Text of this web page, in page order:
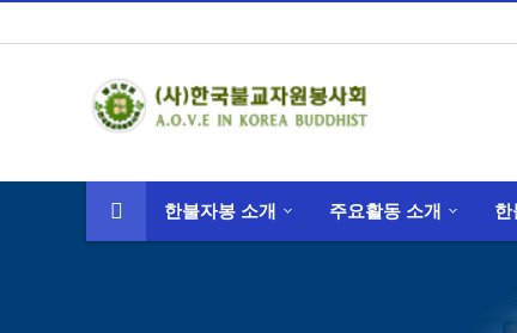
한불자봉 소개 주요활동 소개 한